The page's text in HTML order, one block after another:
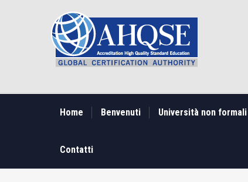
NAVIGATION
Home Benvenuti Università non formali
Contatti